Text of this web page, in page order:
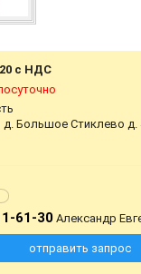
с НДС
Большое Стиклево д.
61-30Александр
отправить запрос